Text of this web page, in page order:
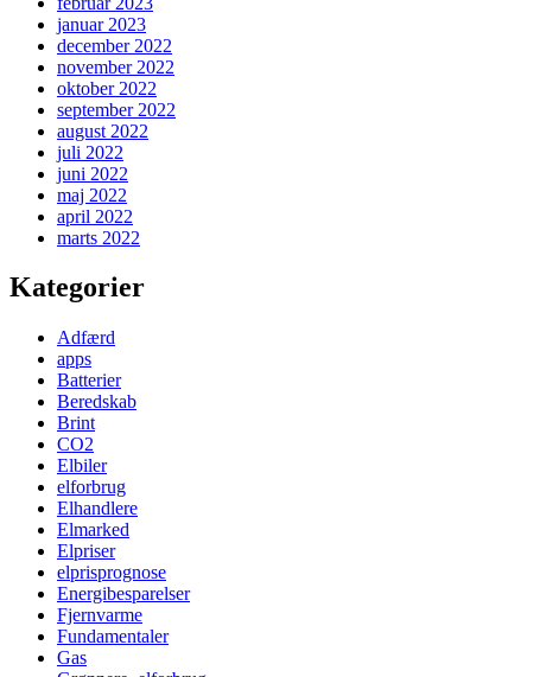
januar 2023
december 2022
november 2022
oktober 2022
september 2022
august 2022
juli 2022
juni 2022
maj 2022
april 2022
marts 2022
Kategorier
Adfærd
apps
Batterier
Beredskab
Brint
CO2
Elbiler
elforbrug
Elhandlere
Elmarked
Elpriser
elprisprognose
Energibesparelser
Fjernvarme
Fundamentaler
Gas